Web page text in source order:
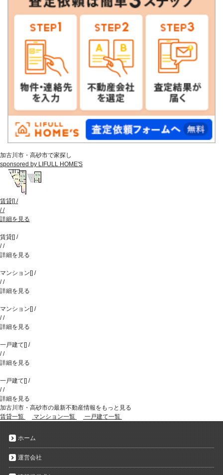
加古川市・高砂市で家探し
sponsored by LIFULL HOME'S
賃貸[] /
//
詳細を見る
賃貸[] /
//
詳細を見る
マンション [] /
//
詳細を見る
マンション [] /
//
詳細を見る
一戸建て [] /
//
詳細を見る
一戸建て [] /
//
詳細を見る
加古川市・高砂市の最新不動産情報をもっと見る
賃貸一覧
マンション一覧 一戸建て一覧
ホーム
運営会社